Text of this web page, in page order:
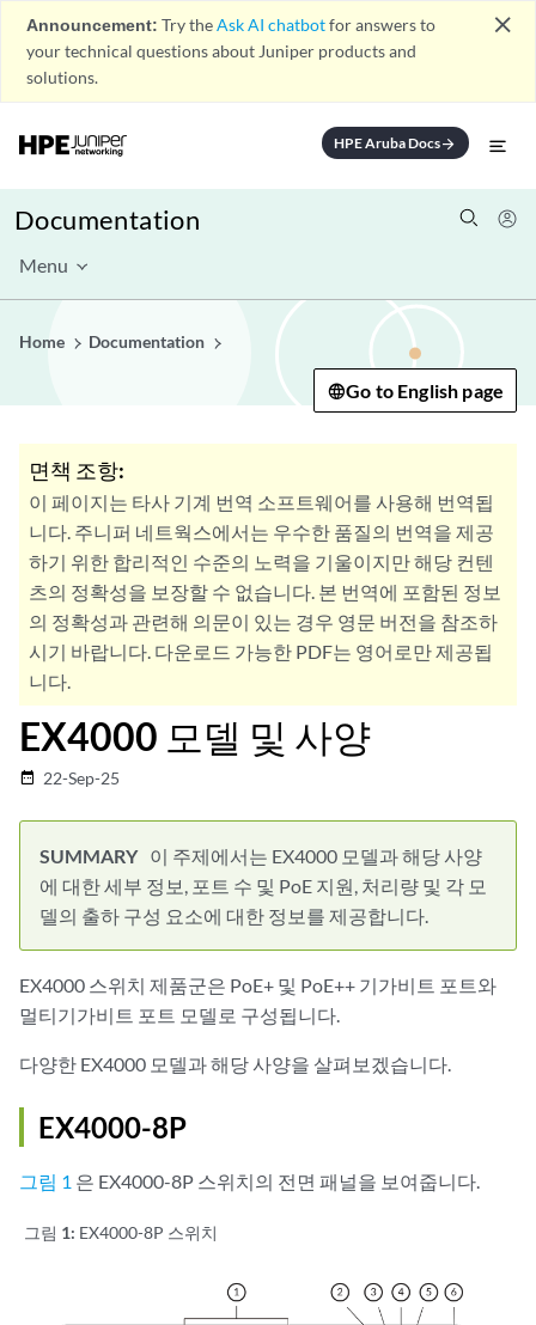
Announcement: Try theAsk AI chatbotfor answers to
your technical questions about Juniper products and
solutions.
close
HPE Aruba Docsarrow_forward
Documentation
Menu
Home Documentation
Go to English page
면책 조항:
이 페이지는 타사 기계 번역 소프트웨어를 사용해 번역됩
니다. 주니퍼 네트웍스에서는 우수한 품질의 번역을 제공
하기 위한 합리적인 수준의 노력을 기울이지만 해당 컨텐
츠의 정확성을 보장할 수 없습니다. 본 번역에 포함된 정보
의 정확성과 관련해 의문이 있는 경우 영문 버전을 참조하
시기 바랍니다. 다운로드 가능한 PDF는 영어로만 제공됩
니다.
EX4000 모델 및 사양
date_range 22-Sep-25
이 주제에서는 EX4000 모델과 해당 사양
에 대한 세부 정보, 포트 수 및 PoE 지원, 처리량 및 각 모
델의 출하 구성 요소에 대한 정보를 제공합니다.
EX4000 스위치 제품군은 PoE+ 및 PoE++ 기가비트 포트와
멀티기가비트 포트 모델로 구성됩니다.
다양한 EX4000 모델과 해당 사양을 살펴보겠습니다.
EX4000-8P
그림 1 은 EX4000-8P 스위치의 전면 패널을 보여줍니다.
그림 1: EX4000-8P 스위치